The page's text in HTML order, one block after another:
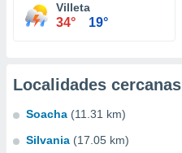
Villeta
34° 19°
Localidades cercanas
Soacha (11.31 km)
Silvania (17.05 km)